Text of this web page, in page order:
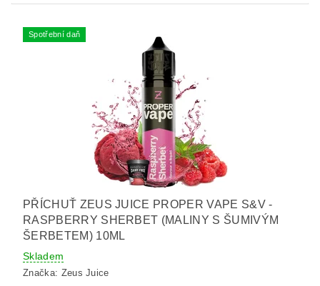
Spotřební daň
PŘÍCHUŤ ZEUS JUICE PROPER VAPE S&V -
RASPBERRY SHERBET (MALINY S ŠUMIVÝM
ŠERBETEM) 10ML
Skladem
Značka: Zeus Juice